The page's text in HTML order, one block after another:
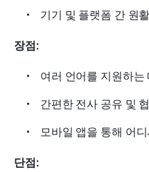
기기 및 플랫폼 간 원
장점:
여러 언어를 지원하
간편한 전사 공유 및
모바일 앱을 통해 어
단점: